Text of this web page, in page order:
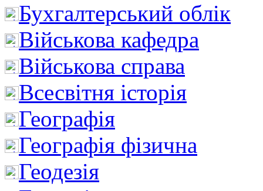
Бухгалтерський облік
Військова кафедра
Військова справа
Всесвітня історія
Географія
Географія фізична
Геодезія